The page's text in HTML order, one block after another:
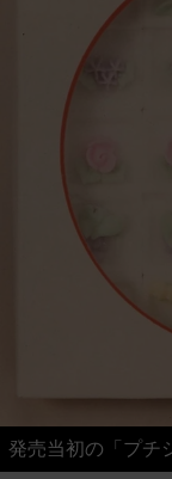
発売当初の「プチ